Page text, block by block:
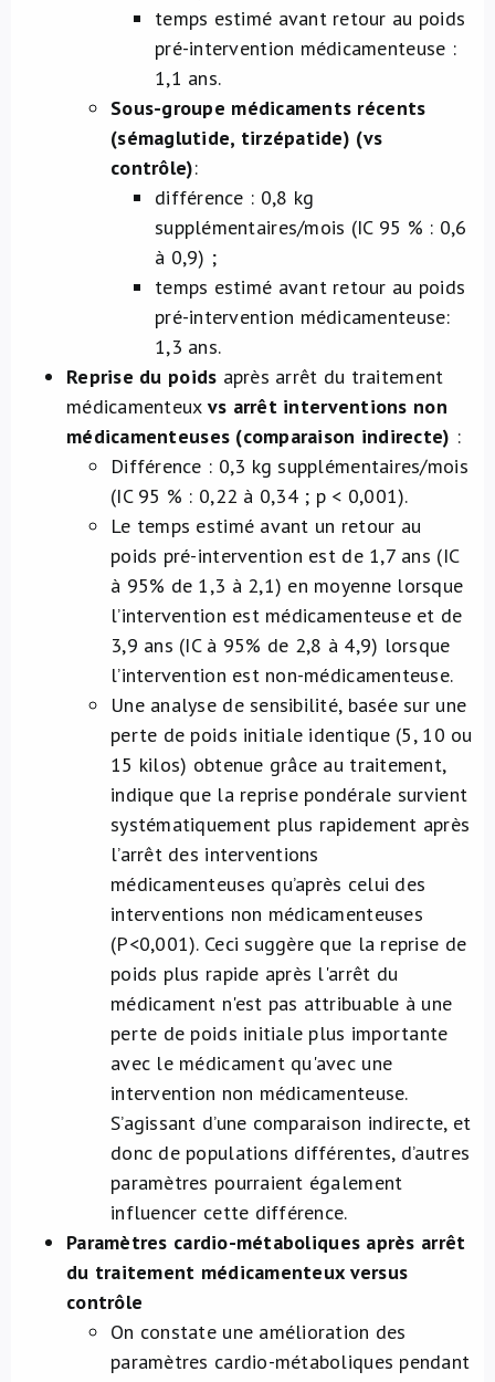
temps estimé avant retour au poids
pré-intervention médicamenteuse :
1,1 ans.
Sous-groupe médicaments récents
(sémaglutide, tirzépatide) (vs
contrôle):
différence : 0,8 kg
supplémentaires/mois (IC 95 % : 0,6
à 0,9) ;
temps estimé avant retour au poids
pré-intervention médicamenteuse:
1,3 ans.
Reprise du poids après arrêt du traitement
médicamenteux vs arrêt interventions non
médicamenteuses (comparaison indirecte) :
Différence : 0,3 kg supplémentaires/mois
(IC 95 % : 0,22 à 0,34 ; p < 0,001).
Le temps estimé avant un retour au
poids pré-intervention est de 1,7 ans (IC
à 95% de 1,3 à 2,1) en moyenne lorsque
l’intervention est médicamenteuse et de
3,9 ans (IC à 95% de 2,8 à 4,9) lorsque
l’intervention est non-médicamenteuse.
Une analyse de sensibilité, basée sur une
perte de poids initiale identique (5, 10 ou
15 kilos) obtenue grâce au traitement,
indique que la reprise pondérale survient
systématiquement plus rapidement après
l’arrêt des interventions
médicamenteuses qu’après celui des
interventions non médicamenteuses
(P<0,001). Ceci suggère que la reprise de
poids plus rapide après l'arrêt du
médicament n'est pas attribuable à une
perte de poids initiale plus importante
avec le médicament qu'avec une
intervention non médicamenteuse.
S’agissant d’une comparaison indirecte, et
donc de populations différentes, d’autres
paramètres pourraient également
influencer cette différence.
Paramètres cardio-métaboliques après arrêt
du traitement médicamenteux versus
contrôle
On constate une amélioration des
paramètres cardio-métaboliques pendant